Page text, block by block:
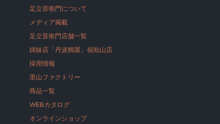
足立音衛門について
メディア掲載
足立音衛門店舗一覧
姉妹店「丹波鶴屋」福知山店
採用情報
里山ファクトリー
商品一覧
WEBカタログ
オンラインショップ